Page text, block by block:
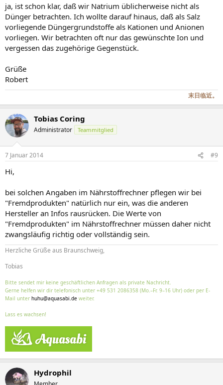
ja, ist schon klar, daß wir Natrium üblicherweise nicht als
Dünger betrachten. Ich wollte darauf hinaus, daß als Salz
vorliegende Düngergrundstoffe als Kationen und Anionen
vorliegen. Wir betrachten oft nur das gewünschte Ion und
vergessen das zugehörige Gegenstück.
Grüße
Robert
末日临近。
Tobias Coring
Administrator Teammitglied
7 Januar 2014 #9
Hi,
bei solchen Angaben im Nährstoffrechner pflegen wir bei
"Fremdprodukten" natürlich nur ein, was die anderen
Hersteller an Infos rausrücken. Die Werte von
"Fremdprodukten" im Nährstoffrechner müssen daher nicht
zwangsläufig richtig oder vollständig sein.
Herzliche Grüße aus Braunschweig,
Tobias
Bitte sendet mir keine geschäftlichen Anfragen als private Nachricht.
Gerne helfen wir dir telefonisch unter +49 531 2086358 (Mo.–Fr. 9–16 Uhr) oder per E-
Mail unter huhu@aquasabi.de weiter.
Lass es wachsen!
Hydrophil